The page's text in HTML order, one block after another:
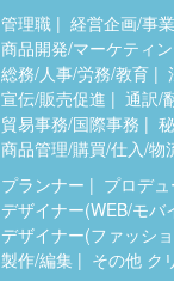
管理職
経営企画/事
商品開発/マーケティ
総務/人事/労務/教育
宣伝/販売促進
通訳/
貿易事務/国際事務
商品管理/購買/仕入/物
プランナー
プロデ
デザイナー(WEB/モバ
デザイナー(ファッシ
製作/編集
その他 ク